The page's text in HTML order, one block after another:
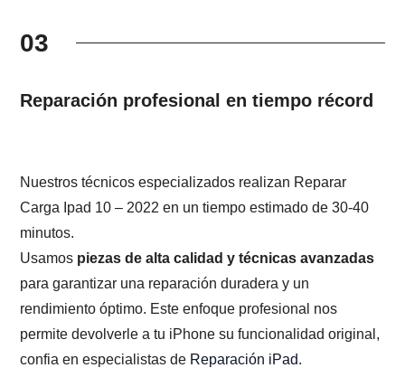
03
Reparación profesional en tiempo récord
Nuestros técnicos especializados realizan Reparar
Carga Ipad 10 – 2022 en un tiempo estimado de 30-40
minutos.
Usamos piezas de alta calidad y técnicas avanzadas
para garantizar una reparación duradera y un
rendimiento óptimo. Este enfoque profesional nos
permite devolverle a tu iPhone su funcionalidad original,
confia en especialistas de Reparación iPad.